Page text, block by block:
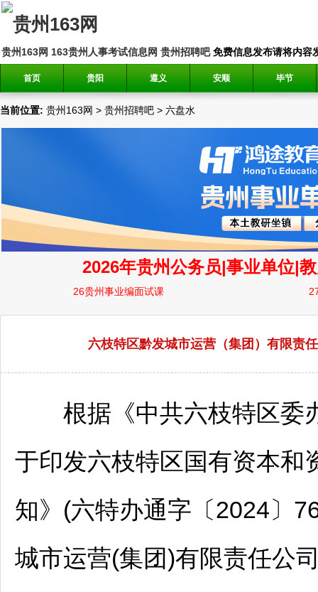
贵州163网 163贵州人事考试信息网 贵州招聘吧免费信息发布请将内容
首页 贵阳 遵义 安顺 毕节
当前位置: 贵州163网 > 贵州招聘吧 > 六盘水
六枝特区黔发城市运营（集团）有限责
根据《中共六枝特区委
于印发六枝特区国有资本和
知》(六特办通字〔2024〕
城市运营(集团)有限责任公